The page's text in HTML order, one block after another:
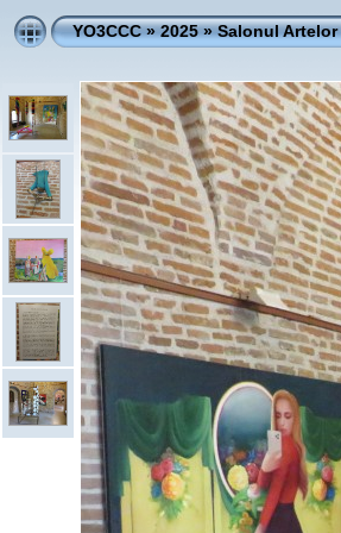
YO3CCC»2025»Salonul Artelor